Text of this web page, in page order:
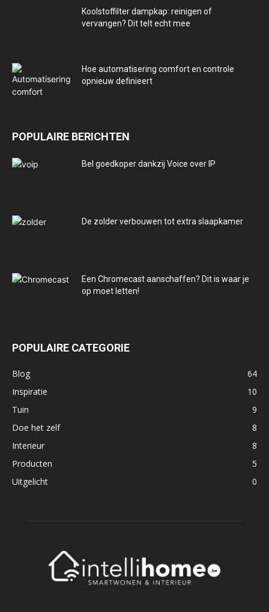
Koolstoffilter dampkap: reinigen of
vervangen? Dit telt echt mee
Hoe automatisering comfort en controle
opnieuw definieert
POPULAIRE BERICHTEN
Bel goedkoper dankzij Voice over IP
De zolder verbouwen tot extra slaapkamer
Een Chromecast aanschaffen? Dit is waar je
op moet letten!
POPULAIRE CATEGORIE
Blog
64
Inspiratie
10
Tuin
9
Doe het zelf
8
Interieur
8
Producten
5
Uitgelicht
0